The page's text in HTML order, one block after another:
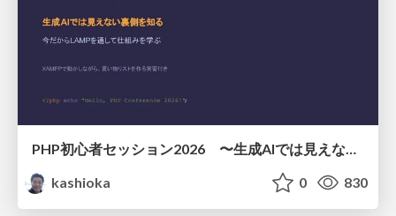
kashioka
0 830